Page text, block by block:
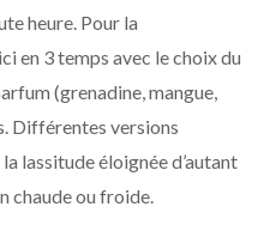
heure. Pour la
en 3 temps avec le choix du
(grenadine, mangue,
Différentes versions
lassitude éloignée d’autant
chaude ou froide.